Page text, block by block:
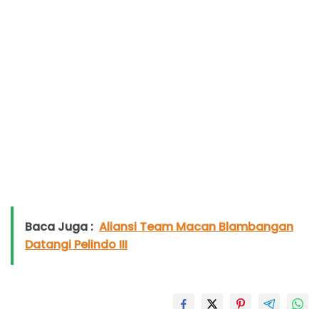
Baca Juga : Aliansi Team Macan Blambangan
Datangi Pelindo III